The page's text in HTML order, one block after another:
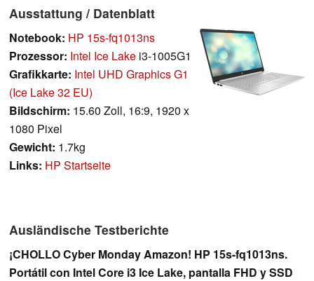
Ausstattung / Datenblatt
Notebook: HP 15s-fq1013ns
Prozessor: Intel Ice Lake i3-1005G1
Grafikkarte: Intel UHD Graphics G1
(Ice Lake 32 EU)
Bildschirm: 15.60 Zoll, 16:9, 1920 x
1080 Pixel
Gewicht: 1.7kg
Links: HP Startseite
Ausländische Testberichte
¡CHOLLO Cyber Monday Amazon! HP 15s-fq1013ns.
Portátil con Intel Core i3 Ice Lake, pantalla FHD y SSD